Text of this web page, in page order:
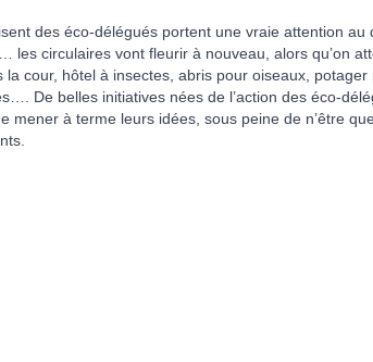
des éco-délégués portent une vraie attention
les circulaires vont fleurir à nouveau, alors qu’on
la cour, hôtel à insectes, abris pour oiseaux,
De belles initiatives nées de l’action des éco-
mener à terme leurs idées, sous peine de n’être